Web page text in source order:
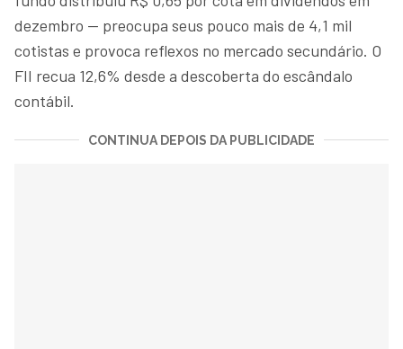
dezembro — preocupa seus pouco mais de 4,1 mil
cotistas e provoca reflexos no mercado secundário. O
FII recua 12,6% desde a descoberta do escândalo
contábil.
CONTINUA DEPOIS DA PUBLICIDADE